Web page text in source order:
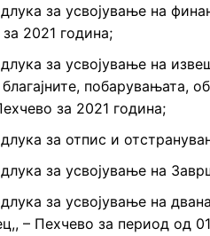
за усвојување на
2021 година;
за усвојување на
побарувањата,
за 2021 година;
за отпис и
за усвојување на
за усвојување на
– Пехчево за период од